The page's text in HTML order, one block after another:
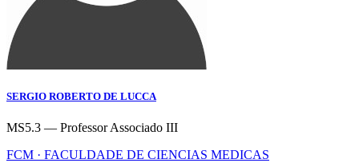
SERGIO ROBERTO DE LUCCA
MS5.3 — Professor Associado III
FCM · FACULDADE DE CIENCIAS MEDICAS